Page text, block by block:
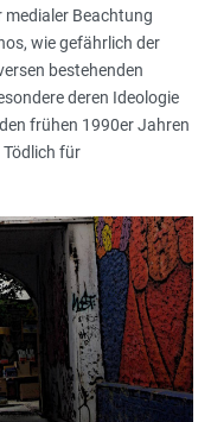
Beachtung
wie gefährlich der
bestehenden
deren Ideologie
frühen 1990er Jahren
für